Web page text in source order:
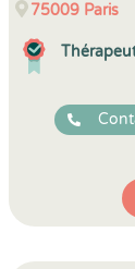
75009 Paris